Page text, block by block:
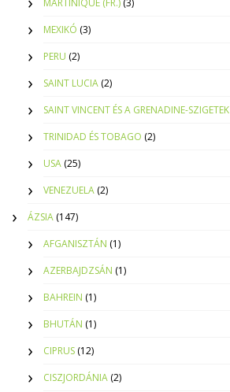
MARTINIQUE (FR.) (3)
MEXIKÓ (3)
PERU (2)
SAINT LUCIA (2)
SAINT VINCENT ÉS A GRENADINE-SZIGETEK
TRINIDAD ÉS TOBAGO (2)
USA (25)
VENEZUELA (2)
ÁZSIA (147)
AFGANISZTÁN (1)
AZERBAJDZSÁN (1)
BAHREIN (1)
BHUTÁN (1)
CIPRUS (12)
CISZJORDÁNIA (2)